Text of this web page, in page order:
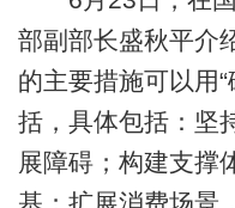
部副部长盛秋平介
的主要措施可以用
括，具体包括：坚
展障碍；构建支撑